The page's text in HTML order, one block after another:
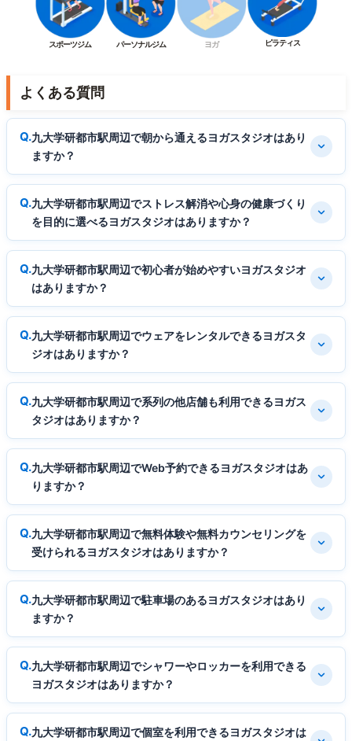
スポーツジム パーソナルジム ヨガ ピラティス
よくある質問
九大学研都市駅周辺で朝から通えるヨガスタジオはあり
ますか？
九大学研都市駅周辺でストレス解消や心身の健康づくり
を目的に選べるヨガスタジオはありますか？
九大学研都市駅周辺で初心者が始めやすいヨガスタジオ
はありますか？
九大学研都市駅周辺でウェアをレンタルできるヨガスタ
ジオはありますか？
九大学研都市駅周辺で系列の他店舗も利用できるヨガス
タジオはありますか？
九大学研都市駅周辺でWeb予約できるヨガスタジオはあ
りますか？
九大学研都市駅周辺で無料体験や無料カウンセリングを
受けられるヨガスタジオはありますか？
九大学研都市駅周辺で駐車場のあるヨガスタジオはあり
ますか？
九大学研都市駅周辺でシャワーやロッカーを利用できる
ヨガスタジオはありますか？
九大学研都市駅周辺で個室を利用できるヨガスタジオは